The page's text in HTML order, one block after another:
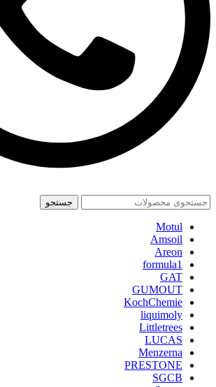
جستجو
Motul
Amsoil
Areon
formula1
GAT
GUMOUT
KochChemie
liquimoly
Littletrees
LUCAS
Menzerna
PRESTONE
SGCB